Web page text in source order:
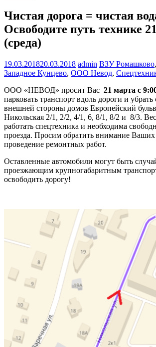
Чистая дорога = чиcтая
Освободите путь технике
(среда)
19.03.201820.03.2018 admin ВЗУ Ромашково,
Западное Кунцево, ООО Невод,
ООО «НЕВОД» просит Вас 21 марта с
парковать транспорт вдоль дороги и
внешней стороны домов Европейский
Никольская 2/1, 2/2, 4/1, 6, 8/1, 8/2 и 8/3.
работать спецтехника и необходима
проезда. Просим обратить внимание Ваших
проведение ремонтных работ.
Оставленные автомобили могут быть
проезжающим крупногабаритным
освободить дорогу!